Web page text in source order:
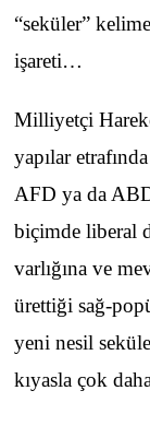
“seküler”
işareti…
Milliyetçi
yapılar
AFD ya da
biçimde liberal
varlığına ve
ürettiği sağ-
yeni nesil
kıyasla çok